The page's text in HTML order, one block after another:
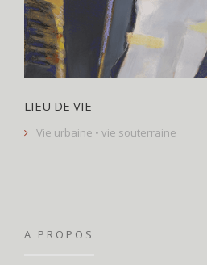
LIEU DE VIE
Vie urbaine • vie souterraine
A PROPOS